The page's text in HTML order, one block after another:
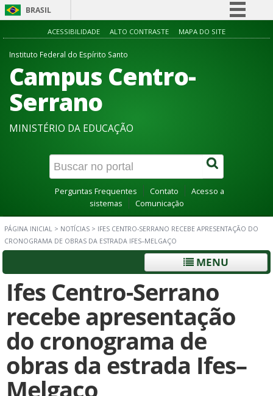
BRASIL
Simplifique!
Acesso à informação
ACESSIBILIDADE ALTO CONTRASTE MAPA DO SITE
Instituto Federal do Espírito Santo
Campus Centro-
Serrano
MINISTÉRIO DA EDUCAÇÃO
Perguntas Frequentes Contato
Acesso a
sistemas
Comunicação
PÁGINA INICIAL > NOTÍCIAS > IFES CENTRO-SERRANO RECEBE APRESENTAÇÃO DO
CRONOGRAMA DE OBRAS DA ESTRADA IFES–MELGAÇO
MENU
Ifes Centro-Serrano
recebe apresentação
do cronograma de
obras da estrada Ifes–
Melgaço